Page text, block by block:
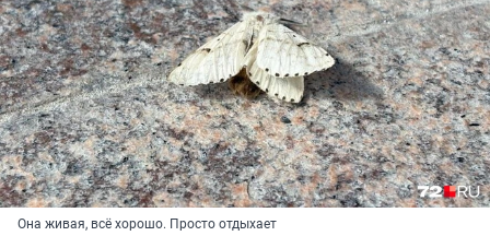
Она живая, всё хорошо. Просто отдыхает